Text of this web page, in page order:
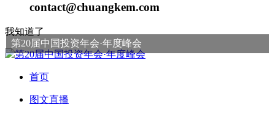
contact@chuangkem.com
我知道了
第20届中国投资年会·年度峰会
首页
图文直播